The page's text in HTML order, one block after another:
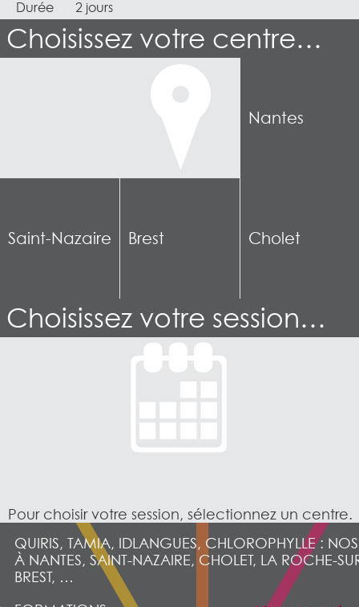
Durée
2 jours
Choisissez votre centre…
Nantes
Saint-Nazaire Brest Cholet
Choisissez votre session…
Pour choisir votre session, sélectionnez un centre.
QUIRIS, TAMIA, IDLANGUES, CHLOROPHYLLE :
À NANTES, SAINT-NAZAIRE, CHOLET, LA ROCHE-
BREST, …